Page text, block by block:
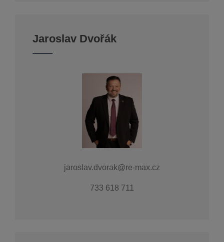
Jaroslav Dvořák
jaroslav.dvorak@re-max.cz
733 618 711